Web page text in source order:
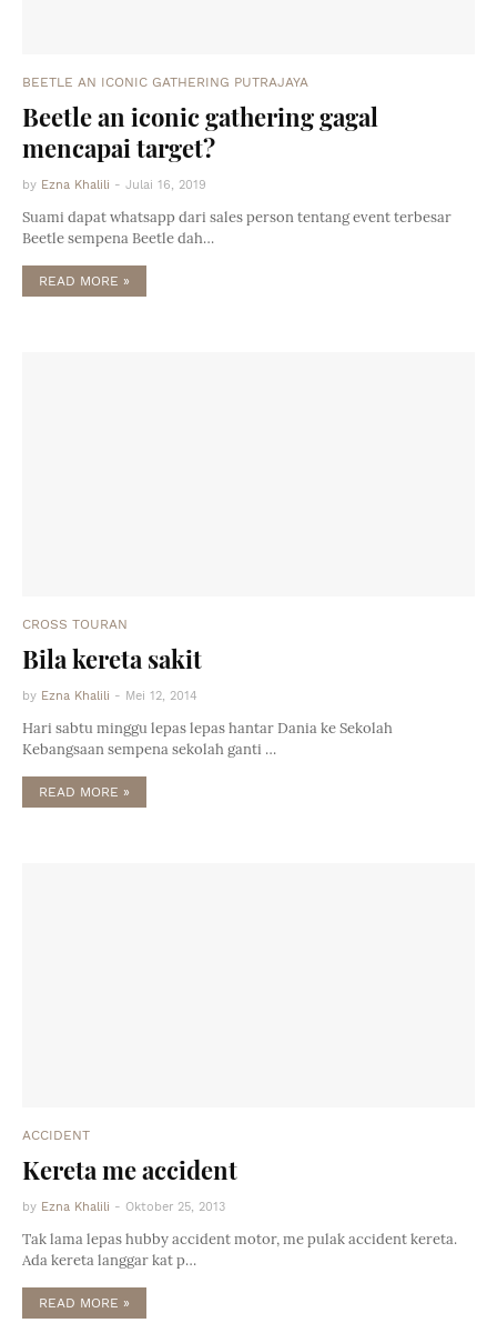
BEETLE AN ICONIC GATHERING PUTRAJAYA
Beetle an iconic gathering gagal
mencapai target?
by Ezna Khalili - Julai 16, 2019
Suami dapat whatsapp dari sales person tentang event terbesar
Beetle sempena Beetle dah…
READ MORE »
CROSS TOURAN
Bila kereta sakit
by Ezna Khalili - Mei 12, 2014
Hari sabtu minggu lepas lepas hantar Dania ke Sekolah
Kebangsaan sempena sekolah ganti …
READ MORE »
ACCIDENT
Kereta me accident
by Ezna Khalili - Oktober 25, 2013
Tak lama lepas hubby accident motor, me pulak accident kereta.
Ada kereta langgar kat p…
READ MORE »